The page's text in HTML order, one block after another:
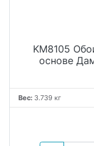
KM8105
основе
Вес: 3.739 кг